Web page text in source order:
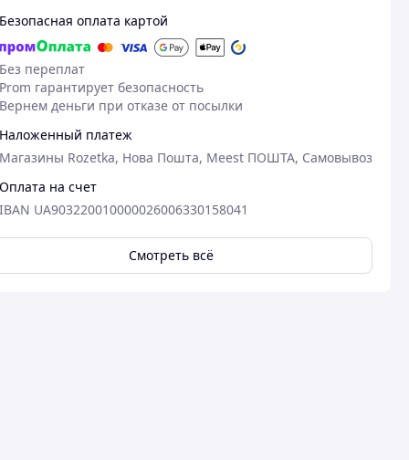
Безопасная оплата картой
Без переплат
Prom гарантирует безопасность
Вернем деньги при отказе от посылки
Наложенный платеж
Магазины Rozetka, Нова Пошта, Meest ПОШТА, Самовывоз
Оплата на счет
IBAN UA903220010000026006330158041
Смотреть всё